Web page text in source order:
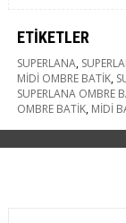
ETIKETLER
SUPERLANA,
MİDİ OMBRE BATİK,
SUPERLANA OMBRE
OMBRE BATİK, MİDİ